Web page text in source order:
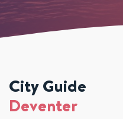
City Guide
Deventer